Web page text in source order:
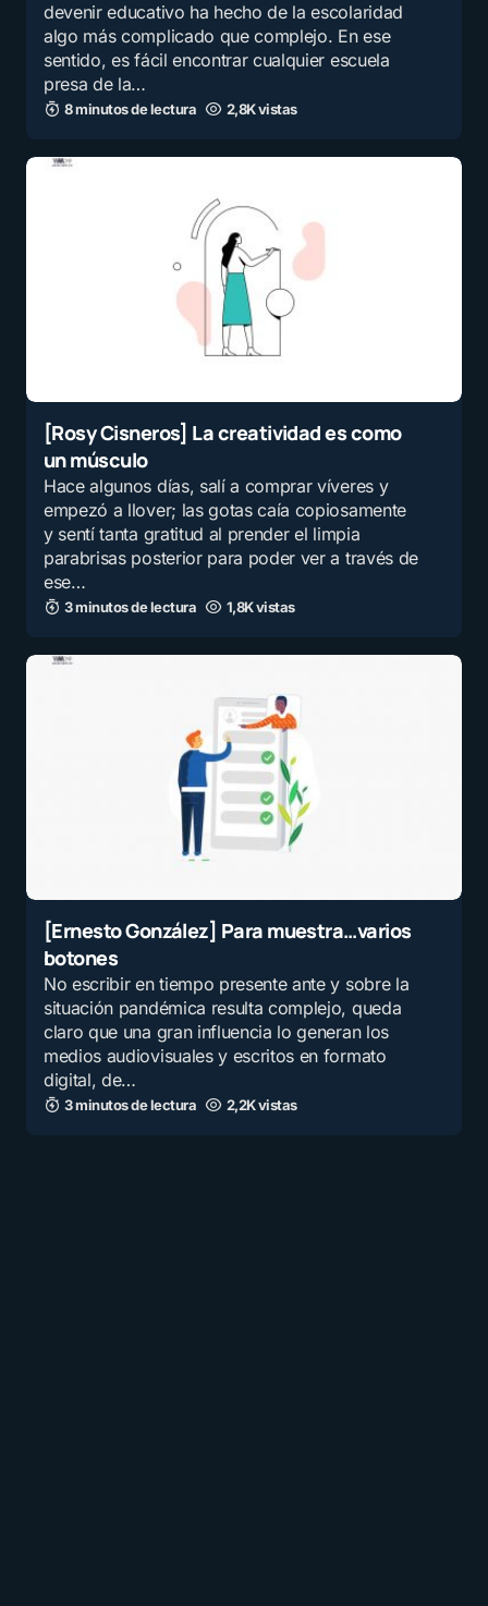
devenir educativo ha hecho de la escolaridad
algo más complicado que complejo. En ese
sentido, es fácil encontrar cualquier escuela
presa de la…
8 minutos de lectura 2,8K vistas
[Rosy Cisneros] La creatividad es como
un músculo
Hace algunos días, salí a comprar víveres y
empezó a llover; las gotas caía copiosamente
y sentí tanta gratitud al prender el limpia
parabrisas posterior para poder ver a través de
ese…
3 minutos de lectura 1,8K vistas
[Ernesto González] Para muestra…varios
botones
No escribir en tiempo presente ante y sobre la
situación pandémica resulta complejo, queda
claro que una gran influencia lo generan los
medios audiovisuales y escritos en formato
digital, de…
3 minutos de lectura 2,2K vistas